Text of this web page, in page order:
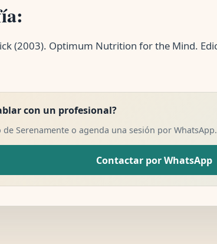
(2003). Optimum Nutrition for the Mind.
con un profesional?
de Serenamente o agenda una sesión por WhatsApp.
Contactar por WhatsApp